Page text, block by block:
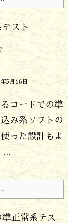
スト
5月16日
コードでの準
み系ソフトの
った設計もよ
...
正常系テス